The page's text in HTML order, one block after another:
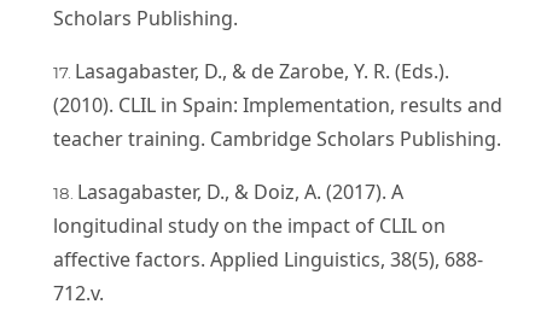
Scholars Publishing.
Lasagabaster, D., & de Zarobe, Y. R. (Eds.).
(2010). CLIL in Spain: Implementation, results and
teacher training. Cambridge Scholars Publishing.
Lasagabaster, D., & Doiz, A. (2017). A
longitudinal study on the impact of CLIL on
affective factors. Applied Linguistics, 38(5), 688-
712.v.